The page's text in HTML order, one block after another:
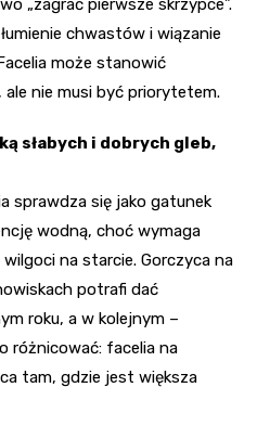
„zagrać pierwsze skrzypce”.
chwastów i wiązanie
może stanowić
ale nie musi być priorytetem.
słabych i dobrych gleb,
sprawdza się jako gatunek
wodną, choć wymaga
na starcie. Gorczyca na
potrafi dać
roku, a w kolejnym –
różnicować: facelia na
tam, gdzie jest większa